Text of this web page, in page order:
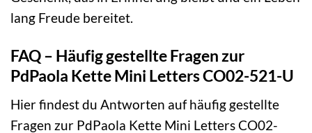
lang Freude bereitet.
FAQ – Häufig gestellte Fragen zur
PdPaola Kette Mini Letters CO02-521-U
Hier findest du Antworten auf häufig gestellte
Fragen zur PdPaola Kette Mini Letters CO02-